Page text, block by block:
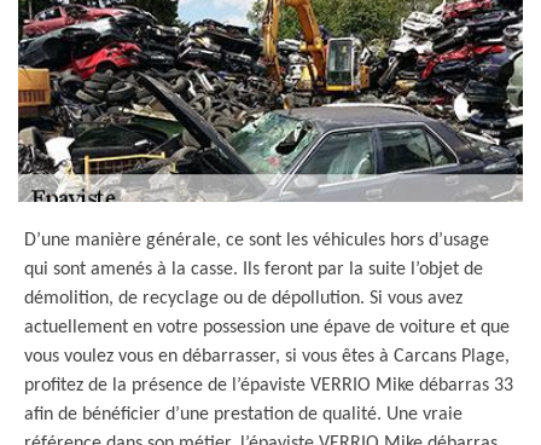
D’une manière générale, ce sont les véhicules hors d’usage
qui sont amenés à la casse. Ils feront par la suite l’objet de
démolition, de recyclage ou de dépollution. Si vous avez
actuellement en votre possession une épave de voiture et que
vous voulez vous en débarrasser, si vous êtes à Carcans Plage,
profitez de la présence de l’épaviste VERRIO Mike débarras 33
afin de bénéficier d’une prestation de qualité. Une vraie